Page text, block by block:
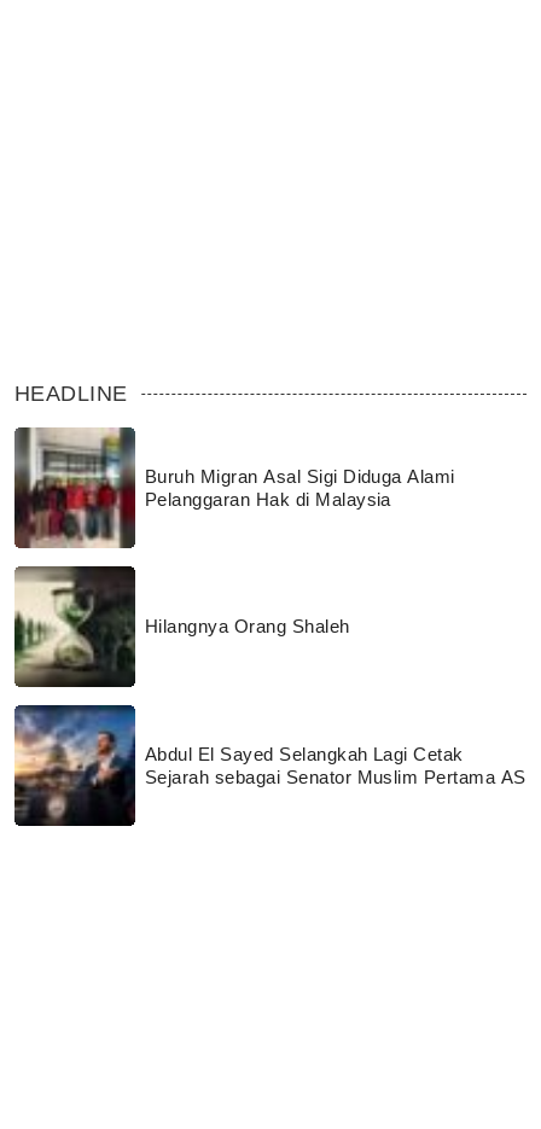
HEADLINE
Buruh Migran Asal Sigi Diduga Alami
Pelanggaran Hak di Malaysia
Hilangnya Orang Shaleh
Abdul El Sayed Selangkah Lagi Cetak
Sejarah sebagai Senator Muslim Pertama AS